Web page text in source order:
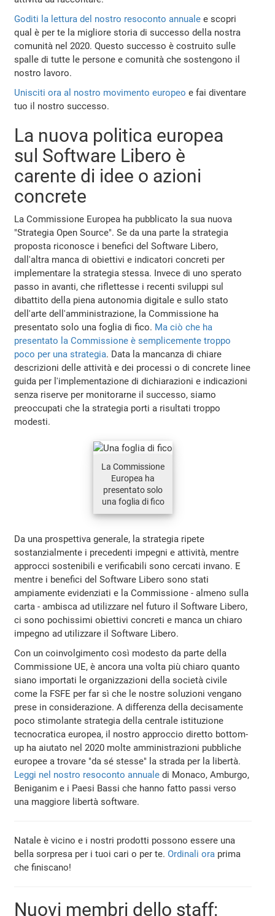
Goditi la lettura del nostro resoconto annuale e scopri
qual è per te la migliore storia di successo della nostra
comunità nel 2020. Questo successo è costruito sulle
spalle di tutte le persone e comunità che sostengono il
nostro lavoro.
Unisciti ora al nostro movimento europeoe fai diventare
tuo il nostro successo.
La nuova politica europea
sul Software Libero è
carente di idee o azioni
concrete
La Commissione Europea ha pubblicato la sua nuova
"Strategia Open Source". Se da una parte la strategia
proposta riconosce i benefici del Software Libero,
dall'altra manca di obiettivi e indicatori concreti per
implementare la strategia stessa. Invece di uno sperato
passo in avanti, che riflettesse i recenti sviluppi sul
dibattito della piena autonomia digitale e sullo stato
dell'arte dell'amministrazione, la Commissione ha
presentato solo una foglia di fico. Ma ciò che ha
presentato la Commissione è semplicemente troppo
poco per una strategia. Data la mancanza di chiare
descrizioni delle attività e dei processi o di concrete linee
guida per l'implementazione di dichiarazioni e indicazioni
senza riserve per monitorarne il successo, siamo
preoccupati che la strategia porti a risultati troppo
modesti.
La Commissione
Europea ha
presentato solo
una foglia di fico
Da una prospettiva generale, la strategia ripete
sostanzialmente i precedenti impegni e attività, mentre
approcci sostenibili e verificabili sono cercati invano. E
mentre i benefici del Software Libero sono stati
ampiamente evidenziati e la Commissione - almeno sulla
carta - ambisca ad utilizzare nel futuro il Software Libero,
ci sono pochissimi obiettivi concreti e manca un chiaro
impegno ad utilizzare il Software Libero.
Con un coinvolgimento così modesto da parte della
Commissione UE, è ancora una volta più chiaro quanto
siano importati le organizzazioni della società civile
come la FSFE per far sì che le nostre soluzioni vengano
prese in considerazione. A differenza della decisamente
poco stimolante strategia della centrale istituzione
tecnocratica europea, il nostro approccio diretto bottom-
up ha aiutato nel 2020 molte amministrazioni pubbliche
europee a trovare "da sé stesse" la strada per la libertà.
Leggi nel nostro resoconto annuale di Monaco, Amburgo,
Beniganim e i Paesi Bassi che hanno fatto passi verso
una maggiore libertà software.
Natale è vicino e i nostri prodotti possono essere una
bella sorpresa per i tuoi cari o per te.Ordinali ora prima
che finiscano!
Nuovi membri dello staff: